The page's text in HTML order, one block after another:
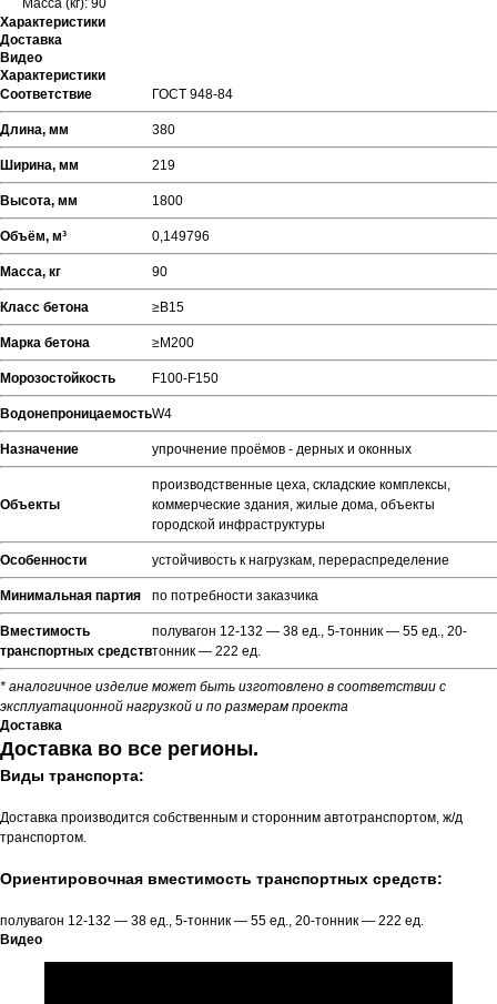
Масса (кг): 90
Характеристики
Доставка
Видео
Характеристики
Соответствие
ГОСТ 948-84
Длина, мм 380
Ширина, мм 219
Высота, мм 1800
Объём, м³ 0,149796
Масса, кг 90
Класс бетона ≥В15
Марка бетона ≥М200
Морозостойкость F100-F150
ВодонепроницаемостьW4
Назначение упрочнение проёмов - дерных и оконных
Объекты
производственные цеха, складские комплексы,
коммерческие здания, жилые дома, объекты
городской инфраструктуры
Особенности устойчивость к нагрузкам, перераспределение
Минимальная партия по потребности заказчика
Вместимость
транспортных средств
полувагон 12-132 — 38 ед., 5-тонник — 55 ед., 20-
тонник — 222 ед.
* аналогичное изделие может быть изготовлено в соответствии с
эксплуатационной нагрузкой и по размерам проекта
Доставка
Доставка во все регионы.
Виды транспорта:
Доставка производится собственным и сторонним автотранспортом, ж/д
транспортом.
Ориентировочная вместимость транспортных средств:
полувагон 12-132 — 38 ед., 5-тонник — 55 ед., 20-тонник — 222 ед.
Видео